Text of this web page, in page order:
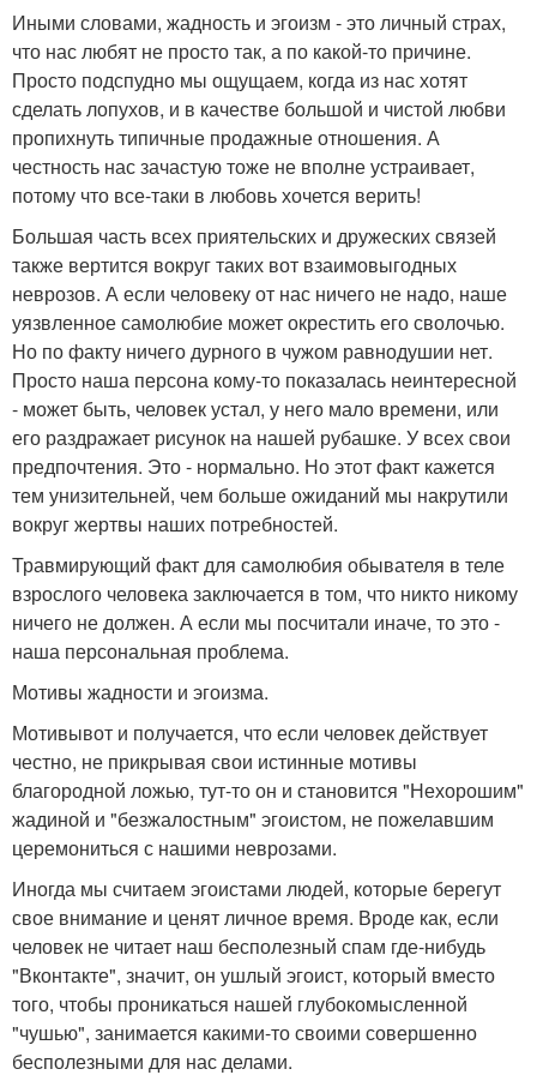
Иными словами, жадность и эгоизм - это личный страх,
что нас любят не просто так, а по какой-то причине.
Просто подспудно мы ощущаем, когда из нас хотят
сделать лопухов, и в качестве большой и чистой любви
пропихнуть типичные продажные отношения. А
честность нас зачастую тоже не вполне устраивает,
потому что все-таки в любовь хочется верить!
Большая часть всех приятельских и дружеских связей
также вертится вокруг таких вот взаимовыгодных
неврозов. А если человеку от нас ничего не надо, наше
уязвленное самолюбие может окрестить его сволочью.
Но по факту ничего дурного в чужом равнодушии нет.
Просто наша персона кому-то показалась неинтересной
- может быть, человек устал, у него мало времени, или
его раздражает рисунок на нашей рубашке. У всех свои
предпочтения. Это - нормально. Но этот факт кажется
тем унизительней, чем больше ожиданий мы накрутили
вокруг жертвы наших потребностей.
Травмирующий факт для самолюбия обывателя в теле
взрослого человека заключается в том, что никто никому
ничего не должен. А если мы посчитали иначе, то это -
наша персональная проблема.
Мотивы жадности и эгоизма.
Мотивывот и получается, что если человек действует
честно, не прикрывая свои истинные мотивы
благородной ложью, тут-то он и становится "Нехорошим"
жадиной и "безжалостным" эгоистом, не пожелавшим
церемониться с нашими неврозами.
Иногда мы считаем эгоистами людей, которые берегут
свое внимание и ценят личное время. Вроде как, если
человек не читает наш бесполезный спам где-нибудь
"Вконтакте", значит, он ушлый эгоист, который вместо
того, чтобы проникаться нашей глубокомысленной
"чушью", занимается какими-то своими совершенно
бесполезными для нас делами.